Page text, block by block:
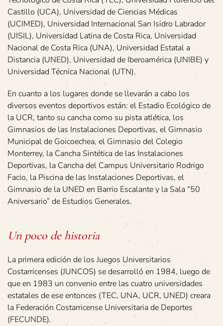
Castillo (UCA), Universidad de Ciencias Médicas
(UCIMED), Universidad Internacional San Isidro Labrador
(UISIL), Universidad Latina de Costa Rica, Universidad
Nacional de Costa Rica (UNA), Universidad Estatal a
Distancia (UNED), Universidad de Iberoamérica (UNIBE) y
Universidad Técnica Nacional (UTN).
En cuanto a los lugares donde se llevarán a cabo los
diversos eventos deportivos están: el Estadio Ecológico de
la UCR, tanto su cancha como su pista atlética, los
Gimnasios de las Instalaciones Deportivas, el Gimnasio
Municipal de Goicoechea, el Gimnasio del Colegio
Monterrey, la Cancha Sintética de las Instalaciones
Deportivas, la Cancha del Campus Universitario Rodrigo
Facio, la Piscina de las Instalaciones Deportivas, el
Gimnasio de la UNED en Barrio Escalante y la Sala “50
Aniversario” de Estudios Generales.
Un poco de historia
La primera edición de los Juegos Universitarios
Costarricenses (JUNCOS) se desarrolló en 1984, luego de
que en 1983 un convenio entre las cuatro universidades
estatales de ese entonces (TEC, UNA, UCR, UNED) creara
la Federación Costarricense Universitaria de Deportes
(FECUNDE).